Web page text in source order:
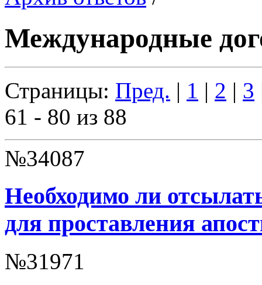
Международные
Страницы: Пред. | 1 | 2 | 3
61 - 80 из 88
№34087
Необходимо ли
для проставления
№31971